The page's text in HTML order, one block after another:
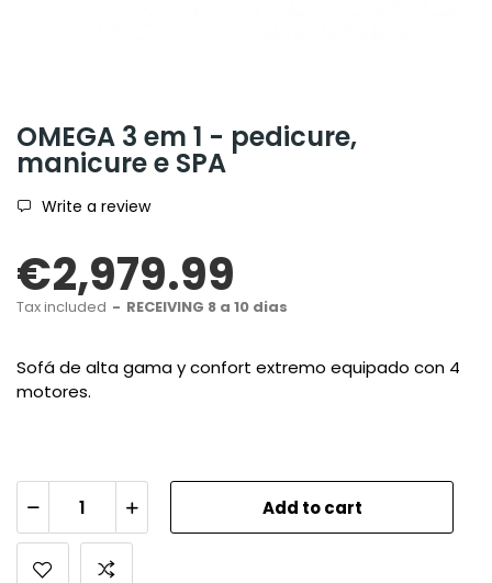
OMEGA 3 em 1 - pedicure,
manicure e SPA
Write a review
€2,979.99
Tax included RECEIVING 8 a 10 dias
Sofá de alta gama y confort extremo equipado con 4
motores.
Add to cart